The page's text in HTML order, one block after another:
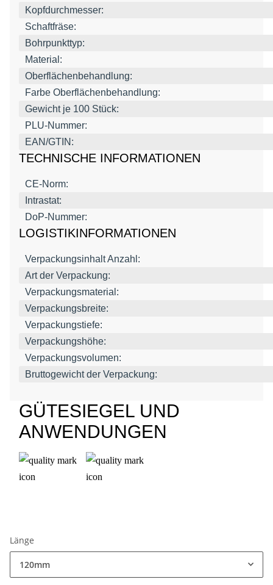
Kopfdurchmesser:
Schaftfräse:
Bohrpunkttyp:
Material:
Oberflächenbehandlung:
Farbe Oberflächenbehandlung:
Gewicht je 100 Stück:
PLU-Nummer:
EAN/GTIN:
TECHNISCHE INFORMATIONEN
CE-Norm:
Intrastat:
DoP-Nummer:
LOGISTIKINFORMATIONEN
Verpackungsinhalt Anzahl:
Art der Verpackung:
Verpackungsmaterial:
Verpackungsbreite:
Verpackungstiefe:
Verpackungshöhe:
Verpackungsvolumen:
Bruttogewicht der Verpackung:
GÜTESIEGEL UND
ANWENDUNGEN
Länge
120mm